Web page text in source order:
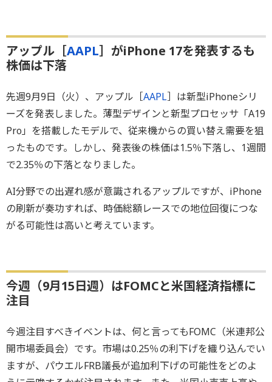
アップル［AAPL］がiPhone 17を発表するも
株価は下落
先週9月9日（火）、アップル［AAPL］は新型iPhoneシリ
ーズを発表しました。薄型デザインと新型プロセッサ「A19
Pro」を搭載したモデルで、従来機からの買い替え需要を狙
ったものです。しかし、発表後の株価は1.5％下落し、1週間
で2.35％の下落となりました。
AI分野での出遅れ感が意識されるアップルですが、iPhone
の刷新が奏功すれば、時価総額レースでの地位回復につな
がる可能性は高いと考えています。
今週（9月15日週）はFOMCと米国経済指標に
注目
今週注目すべきイベントは、何と言ってもFOMC（米連邦公
開市場委員会）です。市場は0.25％の利下げを織り込んでい
ますが、パウエルFRB議長が追加利下げの可能性をどのよ